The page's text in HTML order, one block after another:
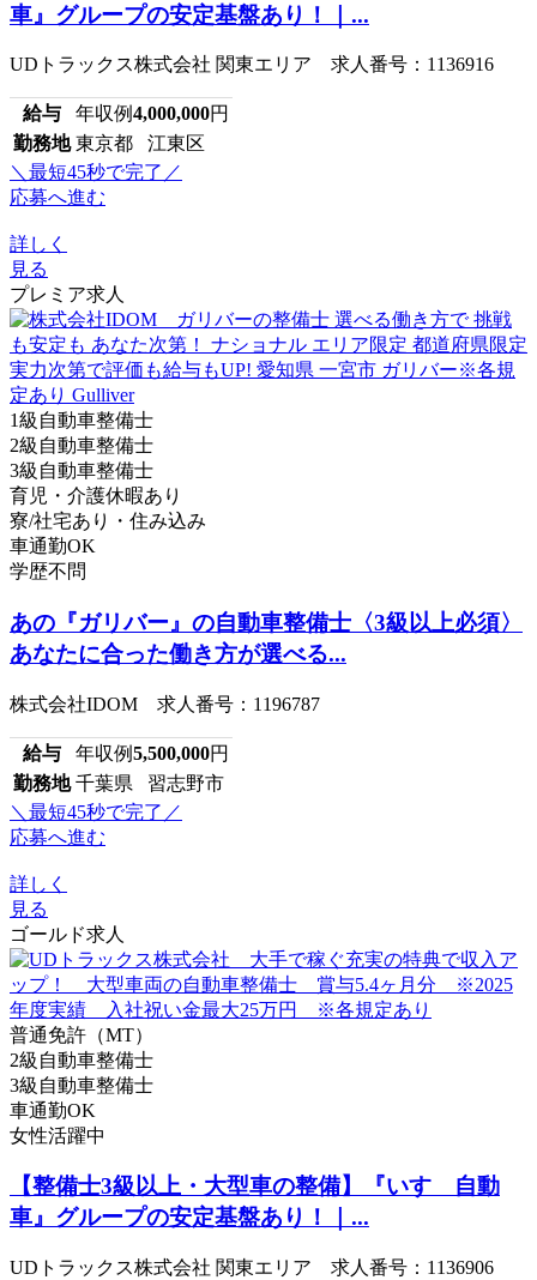
車』グループの安定基盤あり！｜...
UDトラックス株式会社 関東エリア 求人番号：1136916
給与 年収例4,000,000円
勤務地 東京都 江東区
＼最短45秒で完了／
応募へ進む
詳しく
見る
プレミア求人
1級自動車整備士
2級自動車整備士
3級自動車整備士
育児・介護休暇あり
寮/社宅あり・住み込み
車通勤OK
学歴不問
あの『ガリバー』の自動車整備士〈3級以上必須〉
あなたに合った働き方が選べる...
株式会社IDOM 求人番号：1196787
給与 年収例5,500,000円
勤務地 千葉県 習志野市
＼最短45秒で完了／
応募へ進む
詳しく
見る
ゴールド求人
普通免許（MT）
2級自動車整備士
3級自動車整備士
車通勤OK
女性活躍中
【整備士3級以上・大型車の整備】『いすゞ自動
車』グループの安定基盤あり！｜...
UDトラックス株式会社 関東エリア 求人番号：1136906